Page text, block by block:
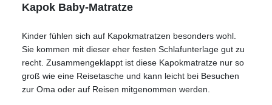
Kapok Baby-Matratze
Kinder fühlen sich auf Kapokmatratzen besonders wohl.
Sie kommen mit dieser eher festen Schlafunterlage gut zu
recht. Zusammengeklappt ist diese Kapokmatratze nur so
groß wie eine Reisetasche und kann leicht bei Besuchen
zur Oma oder auf Reisen mitgenommen werden.